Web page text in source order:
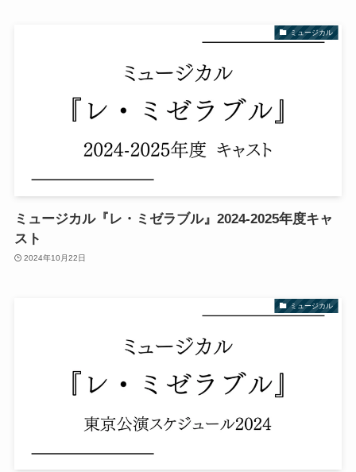
ミュージカル
ミュージカル『レ・ミゼラブル』2024-2025年度キャ
スト
2024年10月22日
ミュージカル